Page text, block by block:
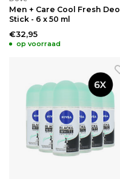
Men + Care Cool Fresh Deo
Stick - 6 x 50 ml
€32,95
op voorraad